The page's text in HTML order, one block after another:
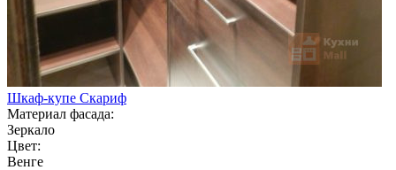
Шкаф-купе Скариф
Материал фасада:
Зеркало
Цвет:
Венге